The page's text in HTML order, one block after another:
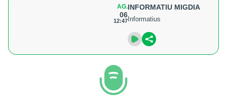
AG.
06
12:47
INFORMATIU MIGDIA
Informatius